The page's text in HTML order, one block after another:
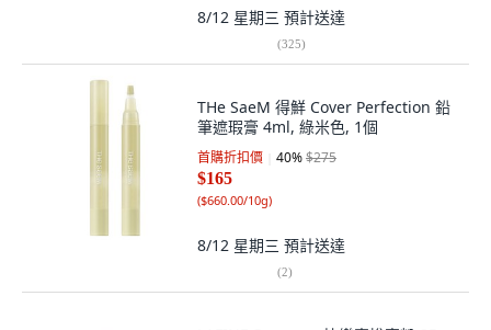
8/12 星期三 預計送達
(325)
THe SaeM 得鮮 Cover Perfection 鉛
筆遮瑕膏 4ml, 綠米色, 1個
首購折扣價 40%$275
$165
($660.00/10g)
8/12 星期三 預計送達
(2)